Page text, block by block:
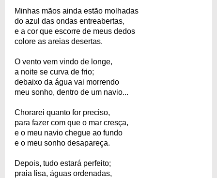
Minhas mãos ainda estão molhadas
do azul das ondas entreabertas,
e a cor que escorre de meus dedos
colore as areias desertas.
O vento vem vindo de longe,
a noite se curva de frio;
debaixo da água vai morrendo
meu sonho, dentro de um navio...
Chorarei quanto for preciso,
para fazer com que o mar cresça,
e o meu navio chegue ao fundo
e o meu sonho desapareça.
Depois, tudo estará perfeito;
praia lisa, águas ordenadas,